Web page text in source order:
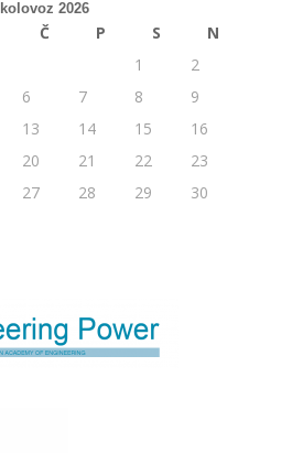
kolovoz 2026
Č P S
N
1
2
6 7 8
9
13 14 15
16
20 21 22
23
27 28 29
30